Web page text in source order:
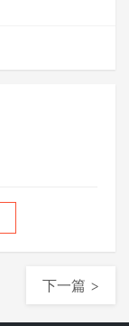
下一篇 >